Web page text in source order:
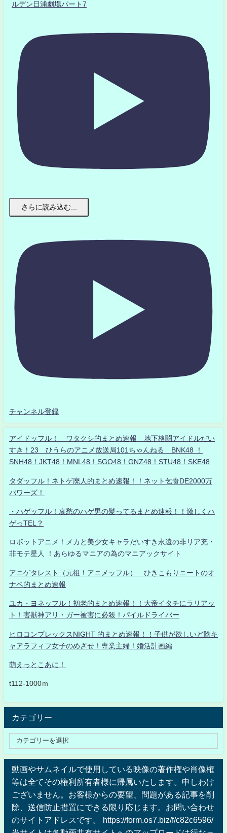
ルデン日浦劇場パート7
さらに読み込む...
チャンネル登録
アイドッフル！ ワタクシ的まとめ速報 地下格闘アイドルだい
すき！23 ひうらのアニメ放送局101ちゃんねる BNK48 ！
SNH48！JKT48！MNL48！SGO48！GNZ48！STU48！SKE48
タダッフル！ネトゲ廃人的まとめ速報！！ネット乞食DE2000万
パワーズ！
・ハゲッフル！哀愁のハゲ男の髪ってるまとめ速報！！激しくハ
ゲっTEL？
ロボットアニメ！メカと美少女キャラだいすき永遠の非リア充・
非モテ星人 ！あらゆるマニアの為のマニアックサイト
アニゲタレスト（元祖！アニメッフル） ひきこもりニートのオ
ナベ的まとめ速報
ユカ・ヨネッフル！初老的まとめ速報！！大帝イタチにラリアッ
ト！害獣神アリ・ガー被害に必殺！パイルドライバー
ヒロコンプレックスNIGHT 的まとめ速報！！子供が欲しいど陰キ
ャアラフィフ女子のめざせ！専業主婦！婚活計画編
萌えっとこあに！
t112-1000ｍ
カテゴリー
動画やサムネイルで使用している映像の著作権や肖像権
等は全てその権利所有者様に帰属いたします。申しわけ
ございません。お客様からの要望、問題がある記事を削
除、送信防止措置にできる限り応じます。お問い合わせ
のサイトアドレスです。 https://form.os7.biz/f/c82c6596/